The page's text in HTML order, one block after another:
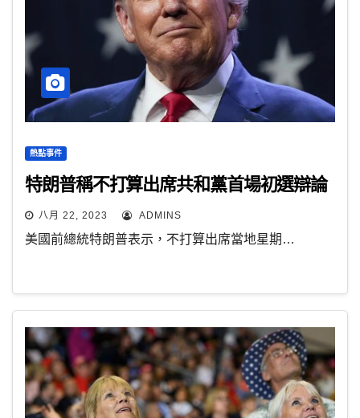
熱點事件
特朗普稱不打算出席共和黨首場初選辯論
八月 22, 2023 ADMINS
美國前總統特朗普表示，不打算出席當地星期…